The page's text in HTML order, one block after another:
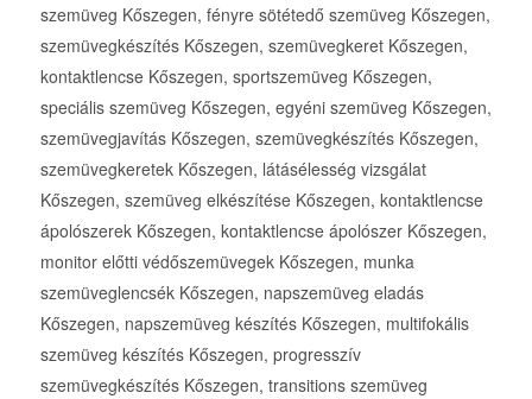
szemüveg Kőszegen, fényre sötétedő szemüveg Kőszegen,
szemüvegkészítés Kőszegen, szemüvegkeret Kőszegen,
kontaktlencse Kőszegen, sportszemüveg Kőszegen,
speciális szemüveg Kőszegen, egyéni szemüveg Kőszegen,
szemüvegjavítás Kőszegen, szemüvegkészítés Kőszegen,
szemüvegkeretek Kőszegen, látásélesség vizsgálat
Kőszegen, szemüveg elkészítése Kőszegen, kontaktlencse
ápolószerek Kőszegen, kontaktlencse ápolószer Kőszegen,
monitor előtti védőszemüvegek Kőszegen, munka
szemüveglencsék Kőszegen, napszemüveg eladás
Kőszegen, napszemüveg készítés Kőszegen, multifokális
szemüveg készítés Kőszegen, progresszív
szemüvegkészítés Kőszegen, transitions szemüveg